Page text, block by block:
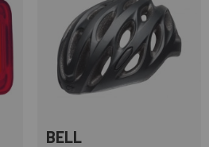
BELL